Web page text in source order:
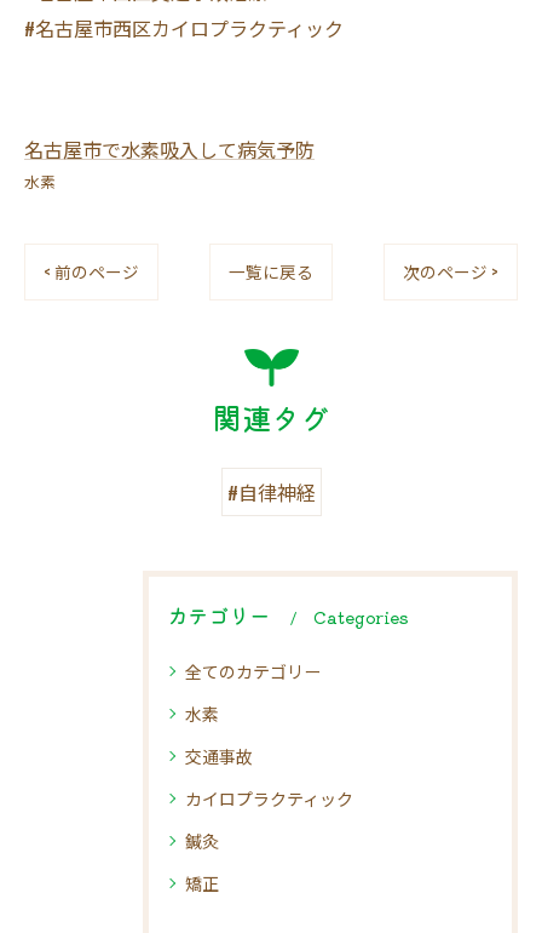
#名古屋市西区カイロプラクティック
名古屋市で水素吸入して病気予防
水素
< 前のページ 一覧に戻る 次のページ >
関連タグ
#自律神経
カテゴリー Categories
全てのカテゴリー
水素
交通事故
カイロプラクティック
鍼灸
矯正